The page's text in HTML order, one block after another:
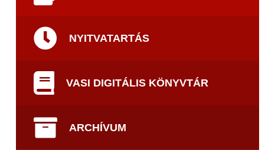
NYITVATARTÁS
VASI DIGITÁLIS KÖNYVTÁR
ARCHÍVUM